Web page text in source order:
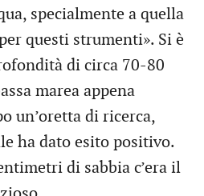
specialmente a quella
questi strumenti». Si è
di circa 70-80
marea appena
un’oretta di ricerca,
ha dato esito positivo.
di sabbia c’era il